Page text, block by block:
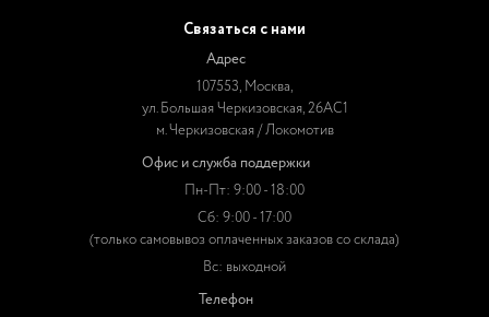
Связаться с нами
Адрес
107553, Москва,
ул. Большая Черкизовская, 26АС1
м. Черкизовская / Локомотив
Офис и служба поддержки
Пн-Пт: 9:00 - 18:00
Сб: 9:00 - 17:00
(только самовывоз оплаченных заказов со склада)
Вс: выходной
Телефон